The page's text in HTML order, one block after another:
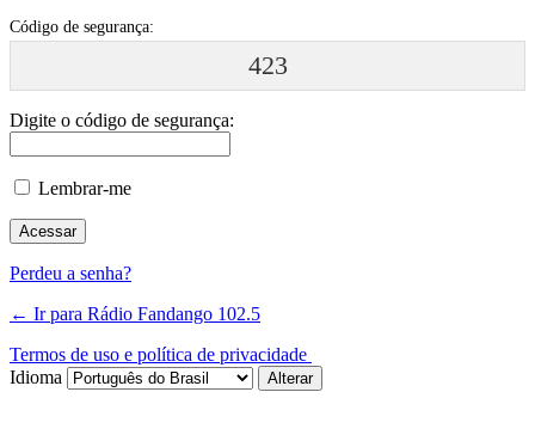
Código de segurança:
423
Digite o código de segurança:
Lembrar-me
Perdeu a senha?
← Ir para Rádio Fandango 102.5
Termos de uso e política de privacidade
Idioma